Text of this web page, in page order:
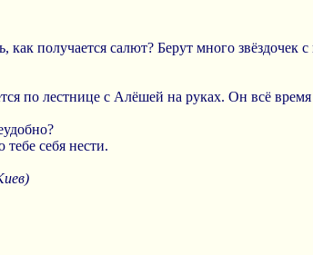
как получается салют? Берут много
по лестнице с Алёшей на руках. Он всё время
себя нести.